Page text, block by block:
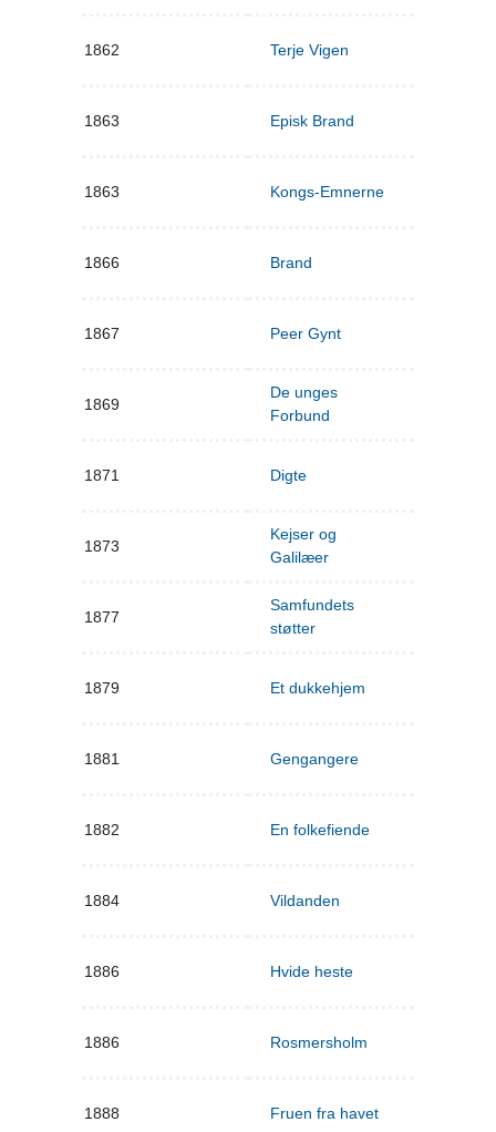
1862 Terje Vigen
1863 Episk Brand
1863 Kongs-Emnerne
1866 Brand
1867 Peer Gynt
1869
De unges
Forbund
1871 Digte
1873
Kejser og
Galilæer
1877
Samfundets
støtter
1879 Et dukkehjem
1881 Gengangere
1882 En folkefiende
1884 Vildanden
1886 Hvide heste
1886 Rosmersholm
1888 Fruen fra havet